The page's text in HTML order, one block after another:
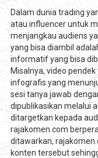
Dalam dunia trading
atau influencer untuk
menjangkau audiens
yang bisa diambil
informatif yang bisa
Misalnya, video
infografis yang
sesi tanya jawab
dipublikasikan melalui
ditargetkan kepada
rajakomen.com
ditawarkan,
konten tersebut